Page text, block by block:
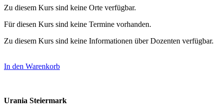
Zu diesem Kurs sind keine Orte verfügbar.
Für diesen Kurs sind keine Termine vorhanden.
Zu diesem Kurs sind keine Informationen über Dozenten verfügbar.
In den Warenkorb
Urania Steiermark